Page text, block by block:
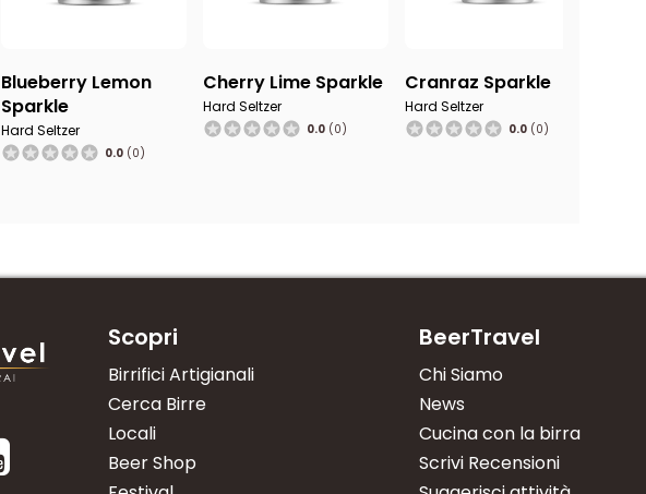
Blueberry Lemon
Sparkle
Hard Seltzer
0.0 (0)
Cherry Lime Sparkle
Hard Seltzer
0.0 (0)
Cranraz Sparkle
Hard Seltzer
0.0 (0)
Scopri
Birrifici Artigianali
Cerca Birre
Locali
Beer Shop
BeerTravel
Chi Siamo
News
Cucina con la birra
Scrivi Recensioni